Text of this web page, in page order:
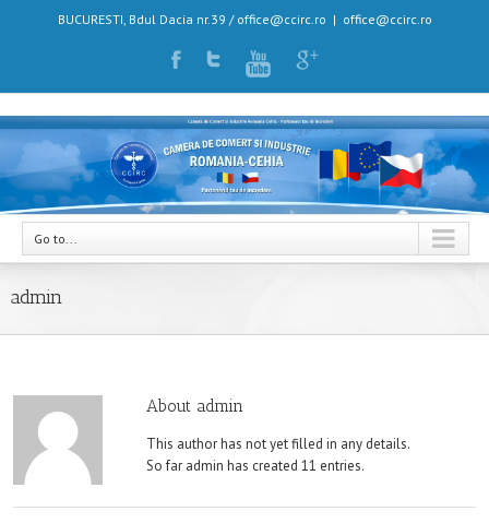
BUCURESTI, Bdul Dacia nr.39 / office@ccirc.ro | office@ccirc.ro
Go to...
admin
About admin
This author has not yet filled in any details.
So far admin has created 11 entries.